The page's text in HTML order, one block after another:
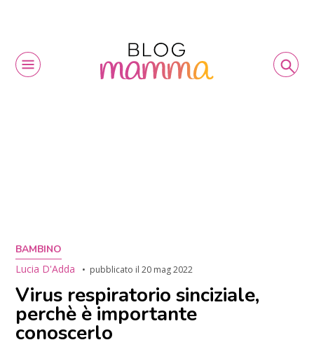
BAMBINO
Lucia D'Adda
pubblicato il20 mag 2022
Virus respiratorio sinciziale,
perchè è importante
conoscerlo